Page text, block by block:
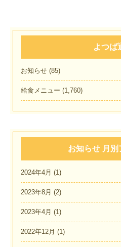
よつば
お知らせ (85)
給食メニュー (1,760)
お知らせ 月
2024年4月 (1)
2023年8月 (2)
2023年4月 (1)
2022年12月 (1)